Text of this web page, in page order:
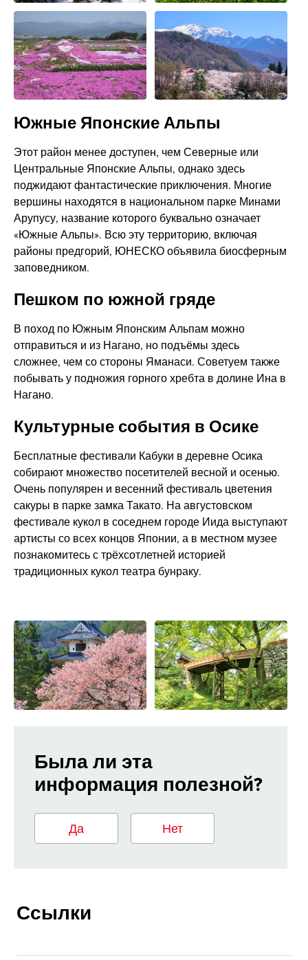
Южные Японские Альпы
Этот район менее доступен, чем Северные или
Центральные Японские Альпы, однако здесь
поджидают фантастические приключения. Многие
вершины находятся в национальном парке Минами
Арупусу, название которого буквально означает
«Южные Альпы». Всю эту территорию, включая
районы предгорий, ЮНЕСКО объявила биосферным
заповедником.
Пешком по южной гряде
В поход по Южным Японским Альпам можно
отправиться и из Нагано, но подъёмы здесь
сложнее, чем со стороны Яманаси. Советуем также
побывать у подножия горного хребта в долине Ина в
Нагано.
Культурные события в Осике
Бесплатные фестивали Кабуки в деревне Осика
собирают множество посетителей весной и осенью.
Очень популярен и весенний фестиваль цветения
сакуры в парке замка Такато. На августовском
фестивале кукол в соседнем городе Иида выступают
артисты со всех концов Японии, а в местном музее
познакомитесь с трёхсотлетней историей
традиционных кукол театра бунраку.
Была ли эта
информация полезной?
Да Нет
Ссылки